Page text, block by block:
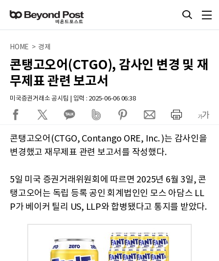
HOME > 경제
콘탱고오어(CTGO), 감사인 변경 및 재
무제표 관련 보고서
미국증권거래소 공시팀 | 입력 : 2025-06-06 06:38
콘탱고오어(CTGO, Contango ORE, Inc. )는 감사인을
변경했고 재무제표 관련 보고서를 작성했다.
5일 미국 증권거래위원회에 따르면 2025년 6월 3일, 콘
탱고오어는 독립 등록 공인 회계법인인 모스 아담스 LL
P가 베이커 틸리 US, LLP와 합병됐다고 통지를 받았다.